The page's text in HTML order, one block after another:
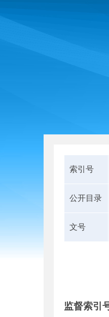
索引号
公开目录
文号
监督索引